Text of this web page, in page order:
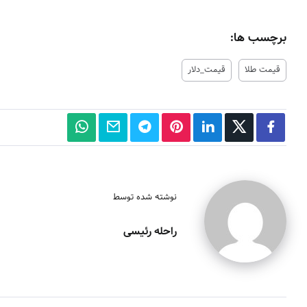
برچسب ها:
قیمت طلا قیمت_دلار
نوشته شده توسط
راحله رئیسی